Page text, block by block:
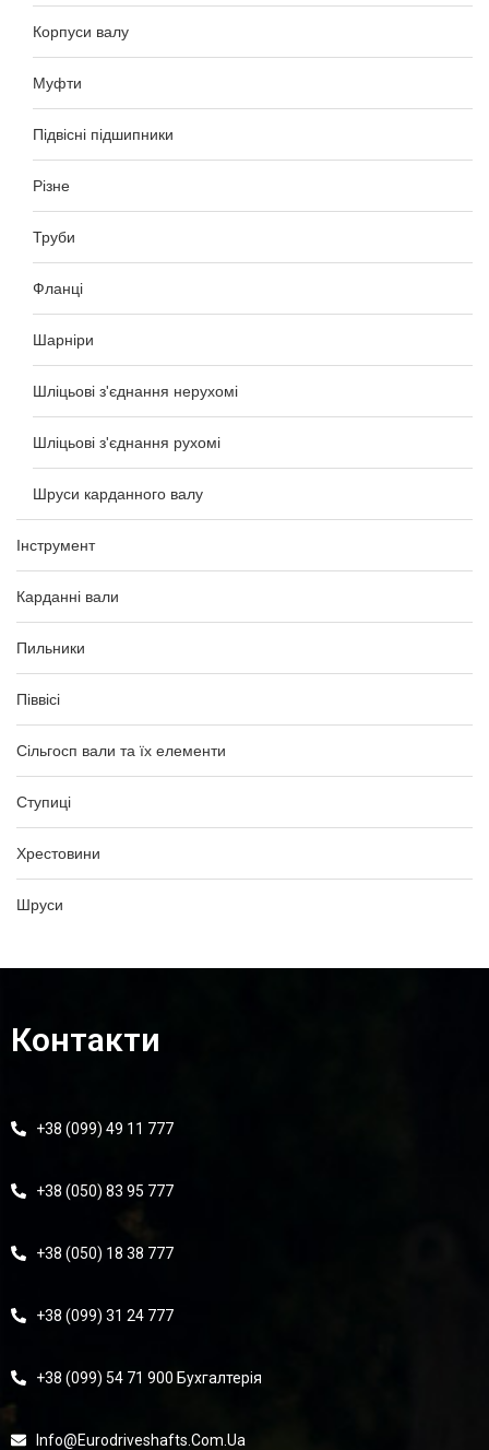
Корпуси валу
Муфти
Підвісні підшипники
Різне
Труби
Фланці
Шарніри
Шліцьові з'єднання нерухомі
Шліцьові з'єднання рухомі
Шруси карданного валу
Інструмент
Карданні вали
Пильники
Піввісі
Сільгосп вали та їх елементи
Ступиці
Хрестовини
Шруси
Контакти
+38 (099) 49 11 777
+38 (050) 83 95 777
+38 (050) 18 38 777
+38 (099) 31 24 777
+38 (099) 54 71 900 Бухгалтерія
Info@eurodriveshafts.com.ua